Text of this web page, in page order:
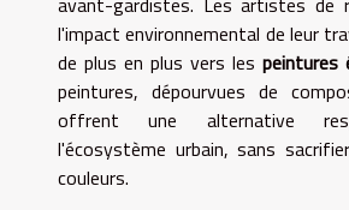
l'impact environnemental de leur
de plus en plus vers les peintures
peintures, dépourvues de
offrent une alternative
l'écosystème urbain, sans
couleurs.